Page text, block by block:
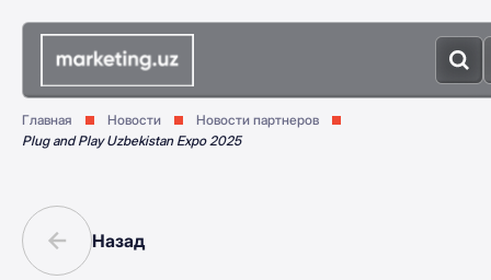
Главная Новости
Новости партнеров
Plug and Play Uzbekistan Expo 2025
Назад